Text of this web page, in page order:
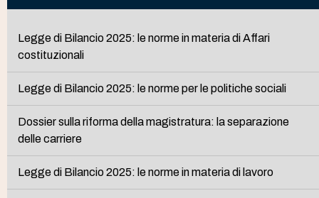
Legge di Bilancio 2025: le norme in materia di Affari
costituzionali
Legge di Bilancio 2025: le norme per le politiche sociali
Dossier sulla riforma della magistratura: la separazione
delle carriere
Legge di Bilancio 2025: le norme in materia di lavoro